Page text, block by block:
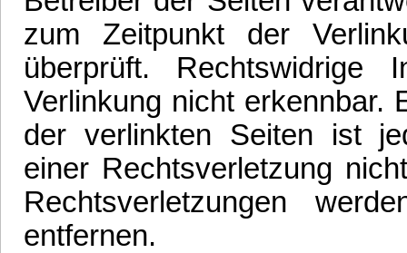
zum Zeitpunkt der
überprüft.
Verlinkung nicht erkennbar.
der verlinkten Seiten ist
einer Rechtsverletzung
Rechtsverletzungen
entfernen.